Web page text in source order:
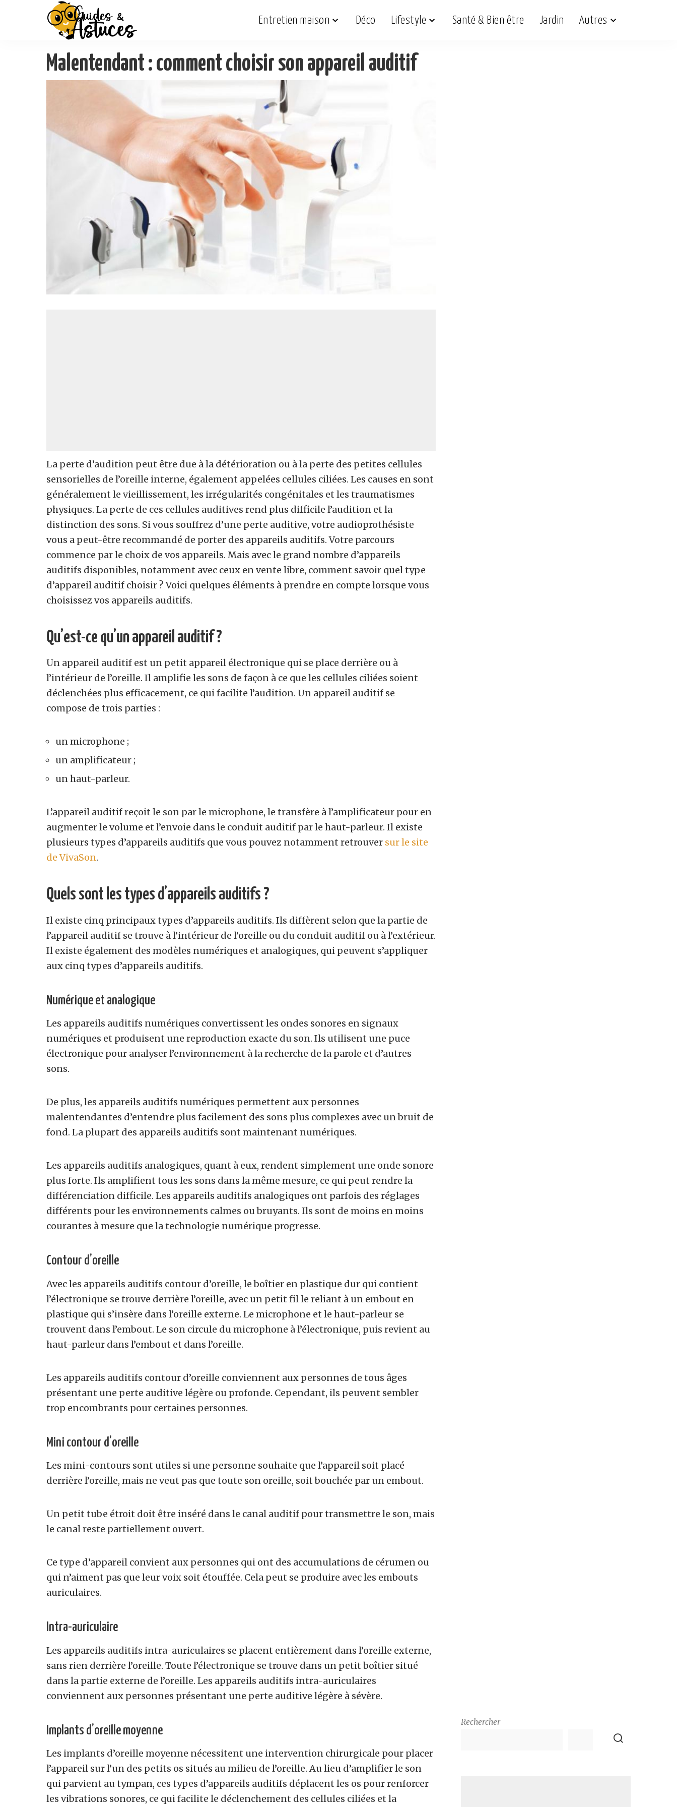
Entretien maison Déco Lifestyle Santé & Bien être Jardin Autres
Malentendant : comment choisir son appareil auditif
La perte d’audition peut être due à la détérioration ou à la perte des petites cellules
sensorielles de l’oreille interne, également appelées cellules ciliées. Les causes en sont
généralement le vieillissement, les irrégularités congénitales et les traumatismes
physiques. La perte de ces cellules auditives rend plus difficile l’audition et la
distinction des sons. Si vous souffrez d’une perte auditive, votre audioprothésiste
vous a peut-être recommandé de porter des appareils auditifs. Votre parcours
commence par le choix de vos appareils. Mais avec le grand nombre d’appareils
auditifs disponibles, notamment avec ceux en vente libre, comment savoir quel type
d’appareil auditif choisir ? Voici quelques éléments à prendre en compte lorsque vous
choisissez vos appareils auditifs.
Qu’est-ce qu’un appareil auditif ?
Un appareil auditif est un petit appareil électronique qui se place derrière ou à
l’intérieur de l’oreille. Il amplifie les sons de façon à ce que les cellules ciliées soient
déclenchées plus efficacement, ce qui facilite l’audition. Un appareil auditif se
compose de trois parties :
un microphone ;
un amplificateur ;
un haut-parleur.
L’appareil auditif reçoit le son par le microphone, le transfère à l’amplificateur pour en
augmenter le volume et l’envoie dans le conduit auditif par le haut-parleur. Il existe
plusieurs types d’appareils auditifs que vous pouvez notamment retrouver sur le site
de VivaSon.
Quels sont les types d’appareils auditifs ?
Il existe cinq principaux types d’appareils auditifs. Ils diffèrent selon que la partie de
l’appareil auditif se trouve à l’intérieur de l’oreille ou du conduit auditif ou à l’extérieur.
Il existe également des modèles numériques et analogiques, qui peuvent s’appliquer
aux cinq types d’appareils auditifs.
Numérique et analogique
Les appareils auditifs numériques convertissent les ondes sonores en signaux
numériques et produisent une reproduction exacte du son. Ils utilisent une puce
électronique pour analyser l’environnement à la recherche de la parole et d’autres
sons.
De plus, les appareils auditifs numériques permettent aux personnes
malentendantes d’entendre plus facilement des sons plus complexes avec un bruit de
fond. La plupart des appareils auditifs sont maintenant numériques.
Les appareils auditifs analogiques, quant à eux, rendent simplement une onde sonore
plus forte. Ils amplifient tous les sons dans la même mesure, ce qui peut rendre la
différenciation difficile. Les appareils auditifs analogiques ont parfois des réglages
différents pour les environnements calmes ou bruyants. Ils sont de moins en moins
courantes à mesure que la technologie numérique progresse.
Contour d’oreille
Avec les appareils auditifs contour d’oreille, le boîtier en plastique dur qui contient
l’électronique se trouve derrière l’oreille, avec un petit fil le reliant à un embout en
plastique qui s’insère dans l’oreille externe. Le microphone et le haut-parleur se
trouvent dans l’embout. Le son circule du microphone à l’électronique, puis revient au
haut-parleur dans l’embout et dans l’oreille.
Les appareils auditifs contour d’oreille conviennent aux personnes de tous âges
présentant une perte auditive légère ou profonde. Cependant, ils peuvent sembler
trop encombrants pour certaines personnes.
Mini contour d’oreille
Les mini-contours sont utiles si une personne souhaite que l’appareil soit placé
derrière l’oreille, mais ne veut pas que toute son oreille, soit bouchée par un embout.
Un petit tube étroit doit être inséré dans le canal auditif pour transmettre le son, mais
le canal reste partiellement ouvert.
Ce type d’appareil convient aux personnes qui ont des accumulations de cérumen ou
qui n’aiment pas que leur voix soit étouffée. Cela peut se produire avec les embouts
auriculaires.
Intra-auriculaire
Les appareils auditifs intra-auriculaires se placent entièrement dans l’oreille externe,
sans rien derrière l’oreille. Toute l’électronique se trouve dans un petit boîtier situé
dans la partie externe de l’oreille. Les appareils auditifs intra-auriculaires
conviennent aux personnes présentant une perte auditive légère à sévère.
Implants d’oreille moyenne
Les implants d’oreille moyenne nécessitent une intervention chirurgicale pour placer
l’appareil sur l’un des petits os situés au milieu de l’oreille. Au lieu d’amplifier le son
qui parvient au tympan, ces types d’appareils auditifs déplacent les os pour renforcer
les vibrations sonores, ce qui facilite le déclenchement des cellules ciliées et la
Rechercher